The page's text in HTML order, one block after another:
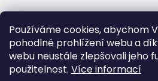
Používáme cookies, abychom
pohodlné prohlížení webu a
webu neustále zlepšovali jeho
použitelnost. Více informací
Po-Pá 10:00 - 18:00
Sobota Dle předchozí
Neděle Zavřeno